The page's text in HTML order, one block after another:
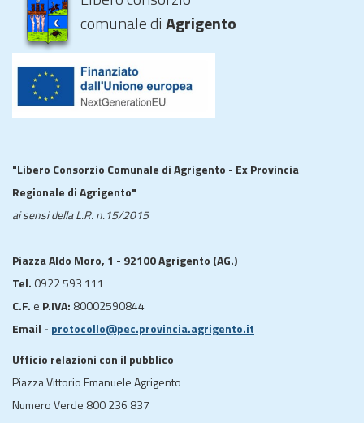
comunale diAgrigento
"Libero Consorzio Comunale di Agrigento - Ex Provincia
Regionale di Agrigento"
ai sensi della L.R. n.15/2015
Piazza Aldo Moro, 1 - 92100 Agrigento (AG.)
Tel. 0922 593 111
C.F. e P.IVA: 80002590844
Email - protocollo@pec.provincia.agrigento.it
Ufficio relazioni con il pubblico
Piazza Vittorio Emanuele Agrigento
Numero Verde 800 236 837